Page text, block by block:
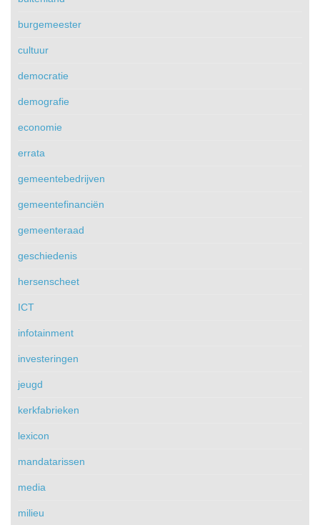
burgemeester
cultuur
democratie
demografie
economie
errata
gemeentebedrijven
gemeentefinanciën
gemeenteraad
geschiedenis
hersenscheet
ICT
infotainment
investeringen
jeugd
kerkfabrieken
lexicon
mandatarissen
media
milieu